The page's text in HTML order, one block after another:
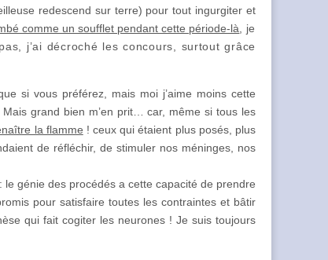
redescend sur terre) pour tout ingurgiter et
comme un soufflet pendant cette période-là, je
j’ai décroché les concours, surtout grâce
si vous préférez, mais moi j’aime moins cette
grand bien m’en prit… car, même si tous les
la flamme ! ceux qui étaient plus posés, plus
de réfléchir, de stimuler nos méninges, nos
génie des procédés a cette capacité de prendre
pour satisfaire toutes les contraintes et bâtir
qui fait cogiter les neurones ! Je suis toujours